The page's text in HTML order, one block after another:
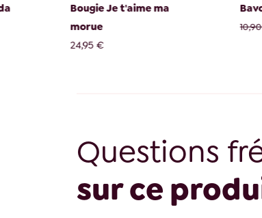
Bougie Je t'aime ma
morue
24,95 €
10,90
Questions
sur ce